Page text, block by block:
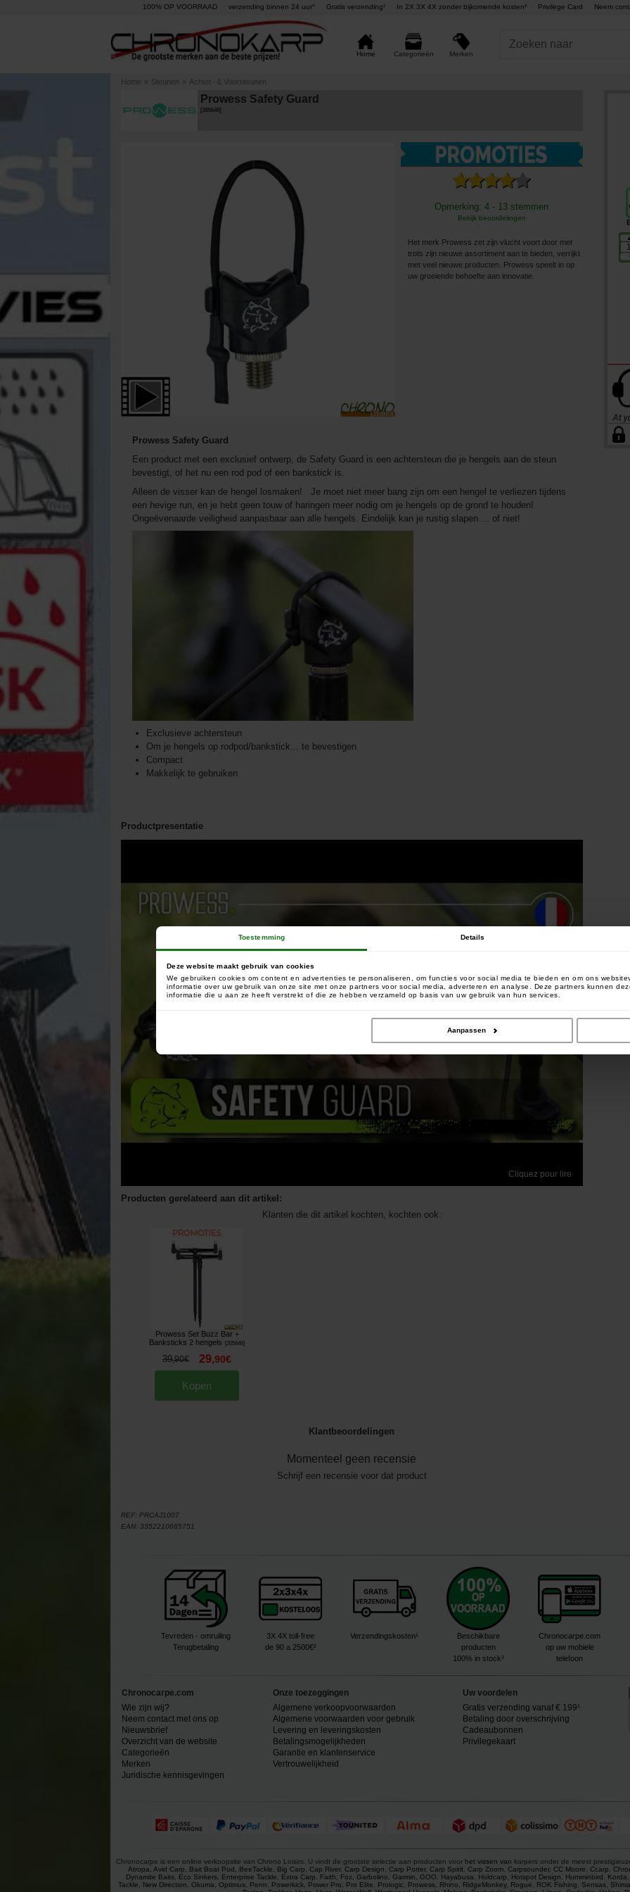
Toestemming Details
Deze website maakt gebruik van cookies
We gebruiken cookies om content en advertenties te personaliseren, om functies voor social media te bieden en om ons
informatie over uw gebruik van onze site met onze partners voor social media, adverteren en analyse. Deze partners kunnen
informatie die u aan ze heeft verstrekt of die ze hebben verzameld op basis van uw gebruik van hun services.
Aanpassen
100% OP VOORRAAD verzending binnen 24 uur° Gratis verzending¹ In 2X 3X 4X zonder bijkomende kosten² Privilege Card Neem
Home Categorieën Merken
Home » Steunen » Achter- & Voorsteunen
Prowess Safety Guard
205648]
Opmerking: 4 - 13 stemmen
Bekijk beoordelingen
Het merk Prowess zet zijn vlucht voort door met
trots zijn nieuwe assortiment aan te bieden, verrijkt
met veel nieuwe producten. Prowess speelt in op
uw groeiende behoefte aan innovatie.
Prowess Safety Guard
Een product met een exclusief ontwerp, de Safety Guard is een achtersteun die je hengels aan de steun
bevestigt, of het nu een rod pod of een bankstick is.
Alleen de visser kan de hengel losmaken! Je moet niet meer bang zijn om een ​​hengel te verliezen tijdens
een hevige run, en je hebt geen touw of haringen meer nodig om je hengels op de grond te houden!
Ongeëvenaarde veiligheid aanpasbaar aan alle hengels. Eindelijk kan je rustig slapen ... of niet!
Exclusieve achtersteun
Om je hengels op rodpod/bankstick... te bevestigen
Compact
Makkelijk te gebruiken
Productpresentatie
Cliquez pour lire
Producten gerelateerd aan dit artikel:
Klanten die dit artikel kochten, kochten ook:
Prowess Set Buzz Bar +
Banksticks 2 hengels
205646]
39,90€ 29,90€
Kopen
Klantbeoordelingen
Momenteel geen recensie
Schrijf een recensie voor dat product
REF: PRCAJ1007
EAN: 3352210665751
Tevreden - omruiling
Terugbetaling
3X 4X toll-free
de 90 a 2500€²
Verzendingskosten¹
Beschikbare
producten
100% in stock³
Chronocarpe.com
op uw mobiele
telefoon
Chronocarpe.com
Wie zijn wij?
Neem contact met ons op
Nieuwsbrief
Overzicht van de website
Categorieën
Merken
Juridische kennisgevingen
Onze toezeggingen
Algemene verkoopvoorwaarden
Algemene voorwaarden voor gebruik
Levering en leveringskosten
Betalingsmogelijkheden
Garantie en klantenservice
Vertrouwelijkheid
Uw voordelen
Gratis verzending vanaf € 199¹
Betaling door overschrijving
Cadeaubonnen
Privilegekaart
Chronocarpe is een online verkoopsite van Chrono Loisirs. U vindt de grootste selectie aan producten voor het vissen van karpers onder de meest
Atropa, Avid Carp, Bait Boat Pod , BeeTackle, Big Carp, Cap River, Carp Design, Carp Porter, Carp Spirit, Carp Zoom, Carpsounder, CC Moore, Ccarp,
Dynamite Baits, Eco Sinkers, Enterprise Tackle, Extra Carp, Faith, Fox, Garbolino, Garmin, GOO, Hayabusa, Holdcarp, Hotspot Design, Humminbird , Korda
Tackle, New Direction, Okuma, Optimus, Penn, Powerkick, Power Pro, Pro Elite, Prologic, Prowess, Rhino, RidgeMonkey, Rogue, ROK Fishing, Sensas,